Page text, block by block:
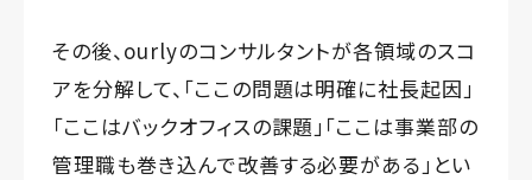
その後、ourlyのコンサルタントが各領域のスコ
アを分解して、「ここの問題は明確に社長起因」
「ここはバックオフィスの課題」「ここは事業部の
管理職も巻き込んで改善する必要がある」とい